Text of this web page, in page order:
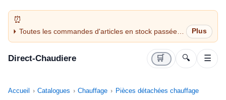
Toutes les commandes d'articles en stock passées
avant 14H sont expédiées le jour même (jours
Direct-Chaudiere 🛒 🔍 ☰
Accueil Catalogues Chauffage
Pièces détachées chauffage